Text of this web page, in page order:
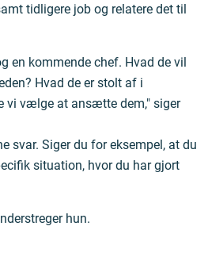
tidligere job og relatere det til
en kommende chef. Hvad de vil
Hvad de er stolt af i
vi vælge at ansætte dem," siger
svar. Siger du for eksempel, at du
situation, hvor du har gjort
hun.